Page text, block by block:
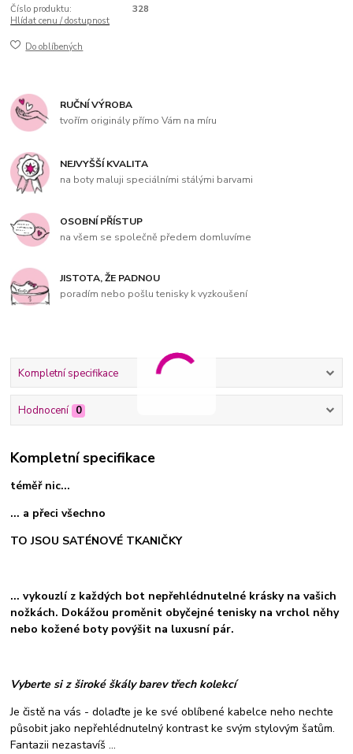
Číslo produktu:
328
Hlídat cenu / dostupnost
Do oblíbených
RUČNÍ VÝROBA
tvořím originály přímo Vám na míru
NEJVYŠŠÍ KVALITA
na boty maluji speciálními stálými barvami
OSOBNÍ PŘÍSTUP
na všem se společně předem domluvíme
JISTOTA, ŽE PADNOU
poradím nebo pošlu tenisky k vyzkoušení
Kompletní specifikace
Hodnocení 0
Kompletní specifikace
téměř nic...
... a přeci všechno
TO JSOU SATÉNOVÉ TKANIČKY
... vykouzlí z každých bot nepřehlédnutelné krásky na vašich
nožkách. Dokážou proměnit obyčejné tenisky na vrchol něhy
nebo kožené boty povýšit na luxusní pár.
Vyberte si z široké škály barev třech kolekcí
Je čistě na vás - dolaďte je ke své oblíbené kabelce neho nechte
působit jako nepřehlédnutelný kontrast ke svým stylovým šatům.
Fantazii nezastavíš ...